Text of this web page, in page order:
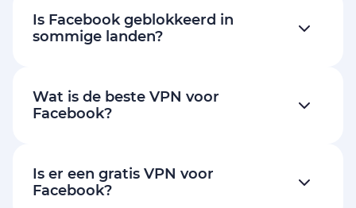
Is Facebook geblokkeerd in
sommige landen?
Wat is de beste VPN voor
Facebook?
Is er een gratis VPN voor
Facebook?